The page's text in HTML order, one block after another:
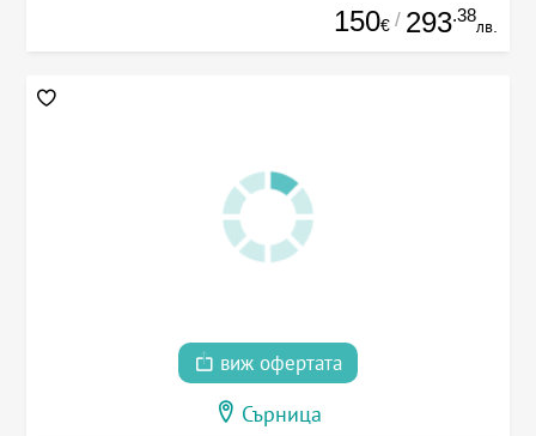
150€ / 293.38
лв.
виж офертата
Сърница